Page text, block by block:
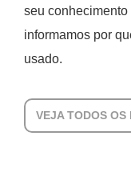
seu conhecimento
informamos por
usado.
VEJA TODOS OS